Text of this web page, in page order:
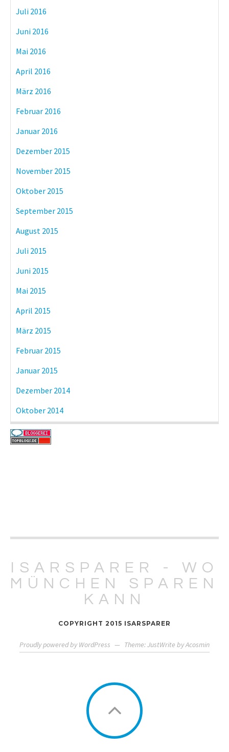
Juli 2016
Juni 2016
Mai 2016
April 2016
März 2016
Februar 2016
Januar 2016
Dezember 2015
November 2015
Oktober 2015
September 2015
August 2015
Juli 2015
Juni 2015
Mai 2015
April 2015
März 2015
Februar 2015
Januar 2015
Dezember 2014
Oktober 2014
ISARSPARER - WO
MÜNCHEN SPAREN
KANN
COPYRIGHT 2015 ISARSPARER
Proudly powered by WordPress — Theme: JustWrite byAcosmin